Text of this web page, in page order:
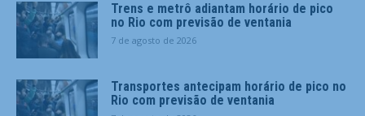
Trens e metrô adiantam horário de pico
no Rio com previsão de ventania
7 de agosto de 2026
Transportes antecipam horário de pico no
Rio com previsão de ventania